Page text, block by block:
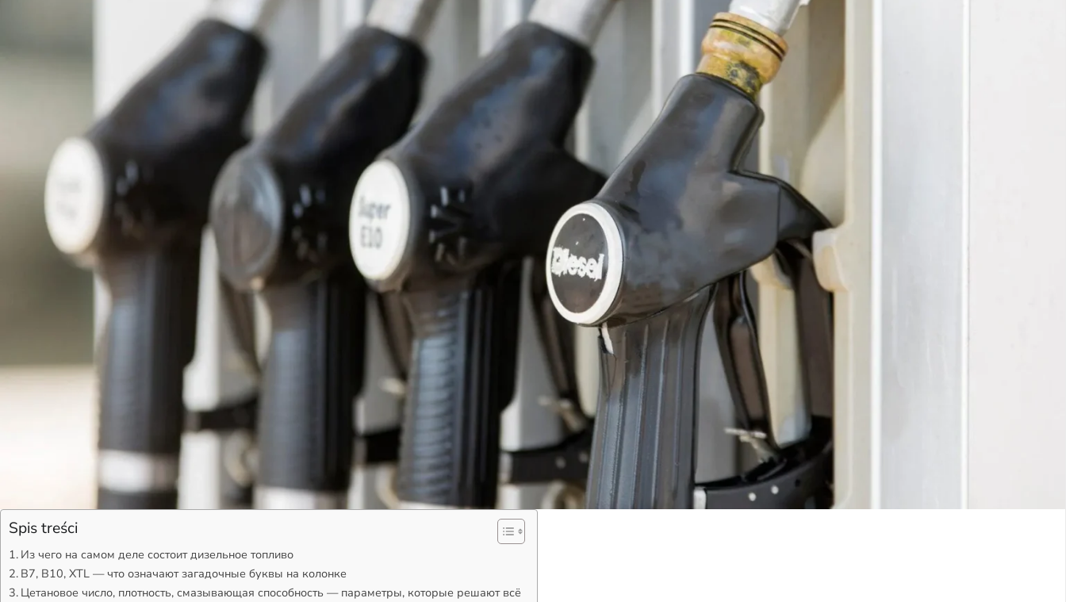
Spis treści
Из чего на самом деле состоит дизельное топливо
B7, B10, XTL — что означают загадочные буквы на колонке
Цетановое число, плотность, смазывающая способность — параметры, которые решают всё